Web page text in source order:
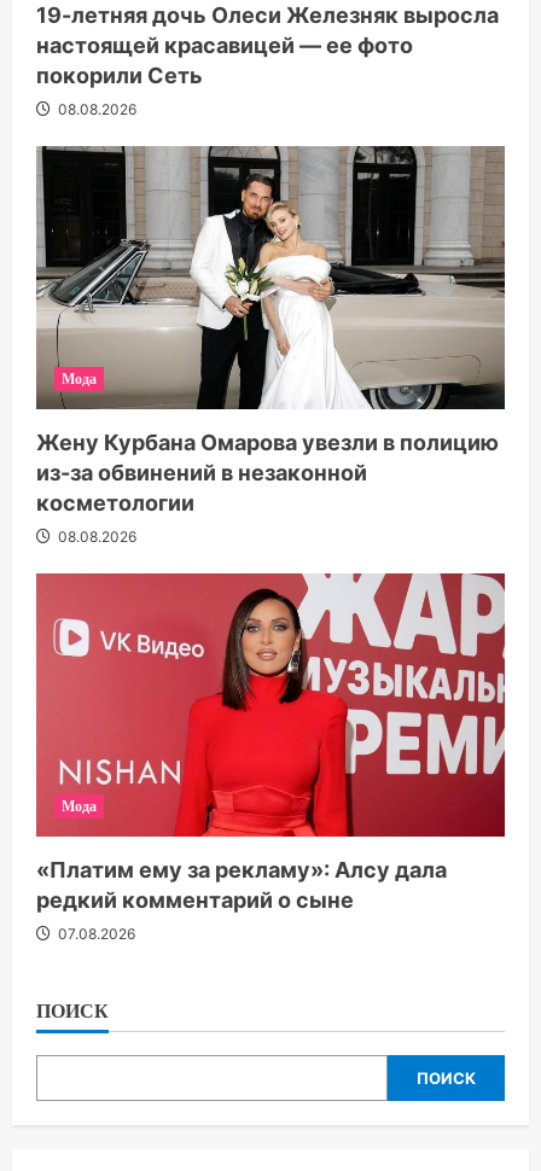
19-летняя дочь Олеси Железняк выросла
настоящей красавицей — ее фото
покорили Сеть
08.08.2026
Мода
Жену Курбана Омарова увезли в полицию
из-за обвинений в незаконной
косметологии
08.08.2026
Мода
«Платим ему за рекламу»: Алсу дала
редкий комментарий о сыне
07.08.2026
ПОИСК
ПОИСК